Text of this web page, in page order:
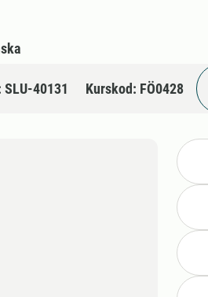
40131 Kurskod: FÖ0428